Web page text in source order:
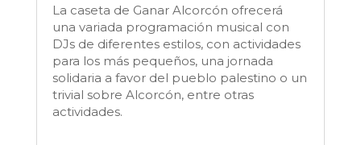
La caseta de Ganar Alcorcón ofrecerá
una variada programación musical con
DJs de diferentes estilos, con actividades
para los más pequeños, una jornada
solidaria a favor del pueblo palestino o un
trivial sobre Alcorcón, entre otras
actividades.